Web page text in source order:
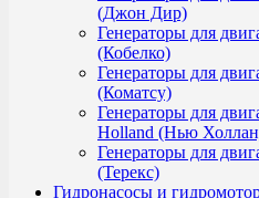
(Джон Дир)
Генераторы для
(Кобелко)
Генераторы для
(Коматсу)
Генераторы для
Holland (Нью
Генераторы для
(Терекс)
Гидронасосы и